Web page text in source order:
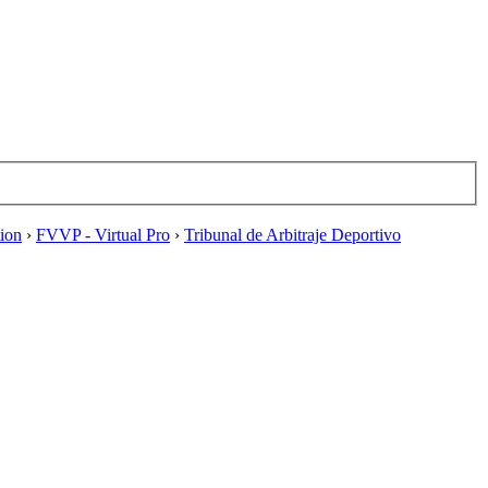
› FVVP - Virtual Pro › Tribunal de Arbitraje Deportivo